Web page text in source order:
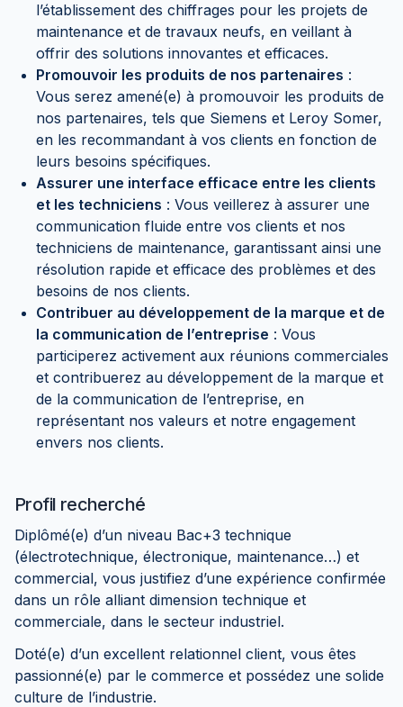
l’établissement des chiffrages pour les projets de
maintenance et de travaux neufs, en veillant à
offrir des solutions innovantes et efficaces.
Promouvoir les produits de nos partenaires :
Vous serez amené(e) à promouvoir les produits de
nos partenaires, tels que Siemens et Leroy Somer,
en les recommandant à vos clients en fonction de
leurs besoins spécifiques.
Assurer une interface efficace entre les clients
et les techniciens : Vous veillerez à assurer une
communication fluide entre vos clients et nos
techniciens de maintenance, garantissant ainsi une
résolution rapide et efficace des problèmes et des
besoins de nos clients.
Contribuer au développement de la marque et de
la communication de l’entreprise : Vous
participerez activement aux réunions commerciales
et contribuerez au développement de la marque et
de la communication de l’entreprise, en
représentant nos valeurs et notre engagement
envers nos clients.
Profil recherché
Diplômé(e) d’un niveau Bac+3 technique
(électrotechnique, électronique, maintenance…) et
commercial, vous justifiez d’une expérience confirmée
dans un rôle alliant dimension technique et
commerciale, dans le secteur industriel.
Doté(e) d’un excellent relationnel client, vous êtes
passionné(e) par le commerce et possédez une solide
culture de l’industrie.